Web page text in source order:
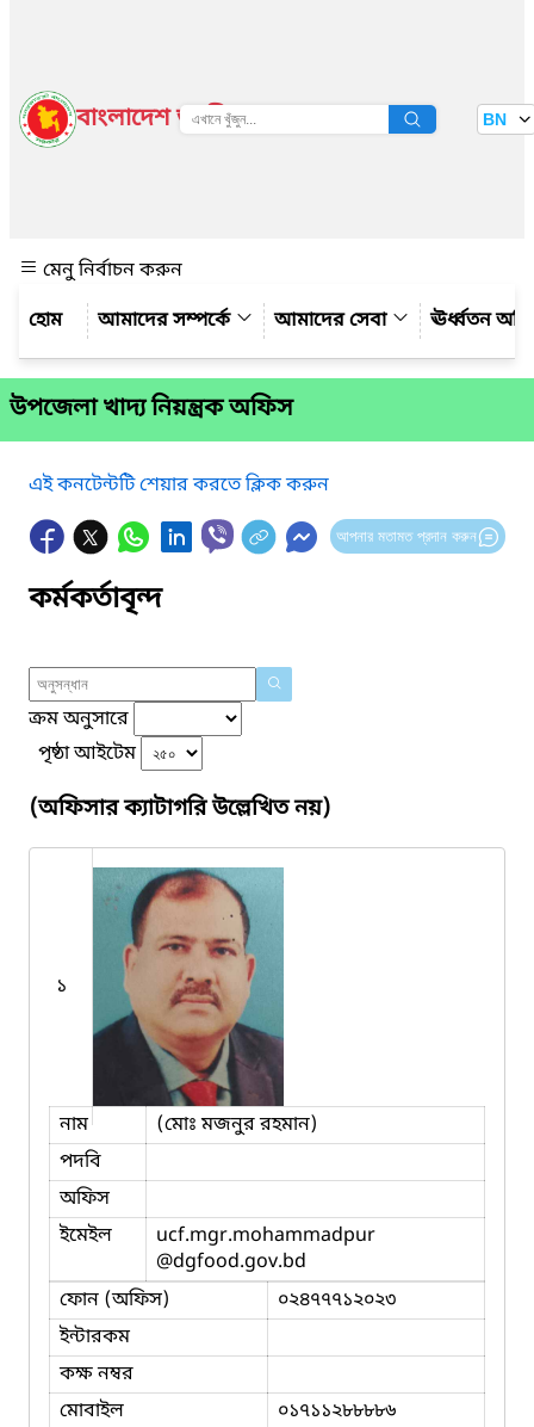
বাংলাদেশ জাতীয় তথ্য বাতায়ন BN
মেনু নির্বাচন করুন
আমাদের সম্পর্কে
আমাদের সেবা ঊর্ধ্বতন
উপজেলা খাদ্য নিয়ন্ত্রক অফিস
এই কনটেন্টটি শেয়ার করতে ক্লিক করুন
আপনার মতামত প্রদান করুন
কর্মকর্তাবৃন্দ
ক্রম অনুসারে
পৃষ্ঠা আইটেম
(অফিসার ক্যাটাগরি উল্লেখিত নয়)
১
নাম
(মোঃ মজনুর রহমান)
পদবি
অফিস
ইমেইল
ucf.mgr.mohammadpur
@dgfood.gov.bd
ফোন (অফিস)
০২৪৭৭৭১২০২৩
ইন্টারকম
কক্ষ নম্বর
মোবাইল
০১৭১১২৮৮৮৮৬